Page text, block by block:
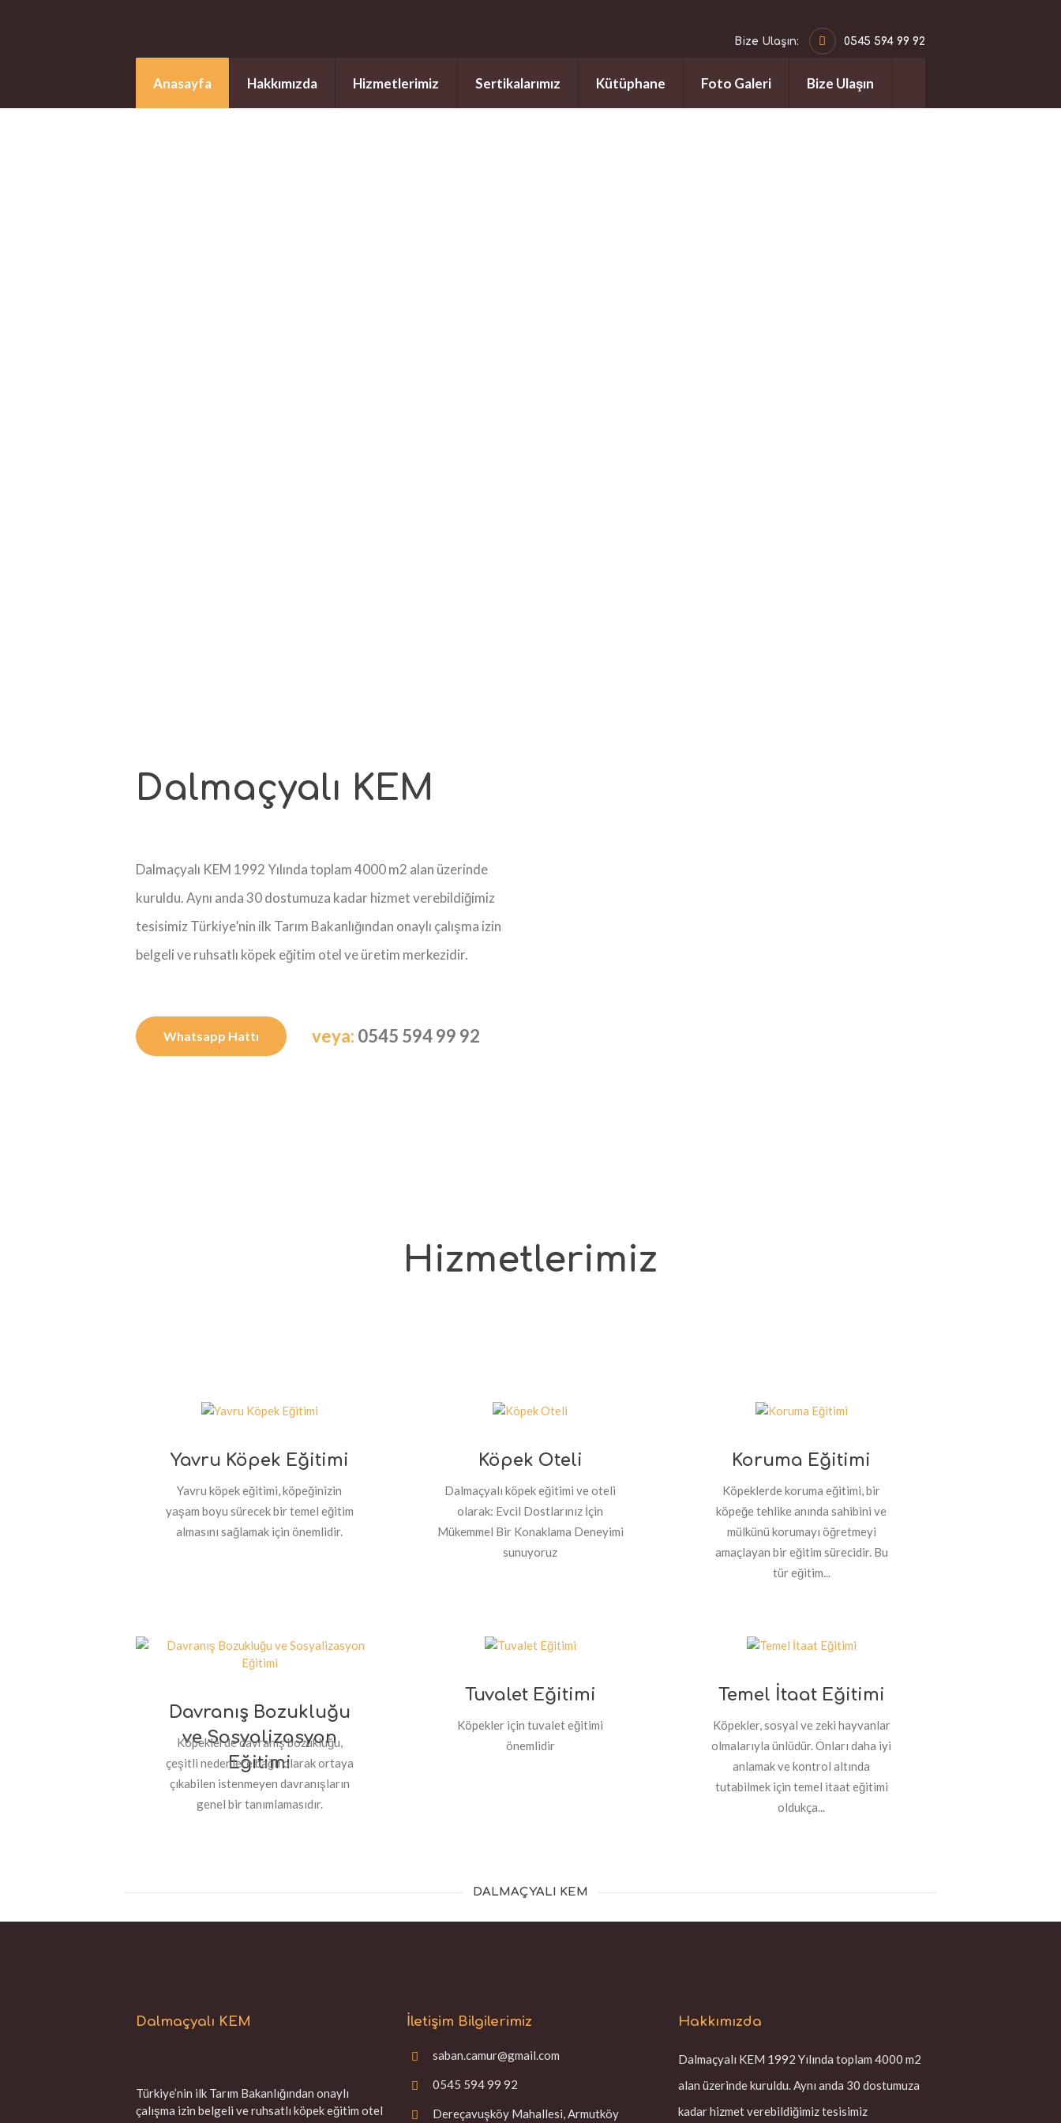
Bize Ulaşın: 0545 594 99 92
Anasayfa Hakkımızda Hizmetlerimiz Sertikalarımız Kütüphane Foto Galeri Bize Ulaşın
Dalmaçyalı KEM
Dalmaçyalı KEM 1992 Yılında toplam 4000 m2 alan üzerinde
kuruldu. Aynı anda 30 dostumuza kadar hizmet verebildiğimiz
tesisimiz Türkiye’nin ilk Tarım Bakanlığından onaylı çalışma izin
belgeli ve ruhsatlı köpek eğitim otel ve üretim merkezidir.
Whatsapp Hattı veya: 0545 594 99 92
Hizmetlerimiz
Yavru Köpek Eğitimi
Yavru köpek eğitimi, köpeğinizin
yaşam boyu sürecek bir temel eğitim
almasını sağlamak için önemlidir.
Köpek Oteli
Dalmaçyalı köpek eğitimi ve oteli
olarak: Evcil Dostlarınız İçin
Mükemmel Bir Konaklama Deneyimi
sunuyoruz
Koruma Eğitimi
Köpeklerde koruma eğitimi, bir
köpeğe tehlike anında sahibini ve
mülkünü korumayı öğretmeyi
amaçlayan bir eğitim sürecidir. Bu
tür eğitim...
Davranış Bozukluğu
ve Sosyalizasyon
Eğitimi
Köpeklerde davranış bozukluğu,
çeşitli nedenlere bağlı olarak ortaya
çıkabilen istenmeyen davranışların
genel bir tanımlamasıdır.
Tuvalet Eğitimi
Köpekler için tuvalet eğitimi
önemlidir
Temel İtaat Eğitimi
Köpekler, sosyal ve zeki hayvanlar
olmalarıyla ünlüdür. Onları daha iyi
anlamak ve kontrol altında
tutabilmek için temel itaat eğitimi
oldukça...
DALMAÇYALI KEM
Dalmaçyalı KEM
Türkiye’nin ilk Tarım Bakanlığından onaylı
çalışma izin belgeli ve ruhsatlı köpek eğitim otel
İletişim Bilgilerimiz
saban.camur@gmail.com
0545 594 99 92
Dereçavuşköy Mahallesi, Armutköy
Hakkımızda
Dalmaçyalı KEM 1992 Yılında toplam 4000 m2
alan üzerinde kuruldu. Aynı anda 30 dostumuza
kadar hizmet verebildiğimiz tesisimiz